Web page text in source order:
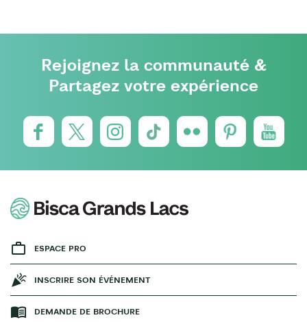
Rejoignez la communauté &
Partagez votre expérience
ESPACE PRO
INSCRIRE SON ÉVÉNEMENT
DEMANDE DE BROCHURE